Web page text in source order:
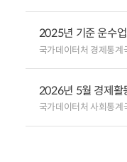
2025년 기준 운수
국가데이터처 경제통계
2026년 5월 경제활
국가데이터처 사회통계